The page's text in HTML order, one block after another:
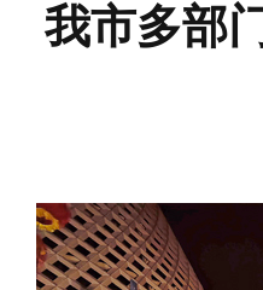
我市多部